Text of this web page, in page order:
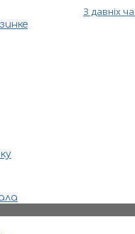
З давніх